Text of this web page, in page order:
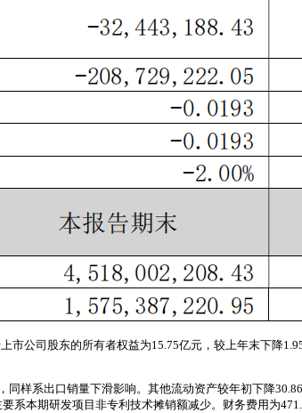
公司股东的所有者权益为15.75亿元，较上年末下降
样系出口销量下滑影响。其他流动资产较年初下降
系本期研发项目非专利技术摊销额减少。财务费用为